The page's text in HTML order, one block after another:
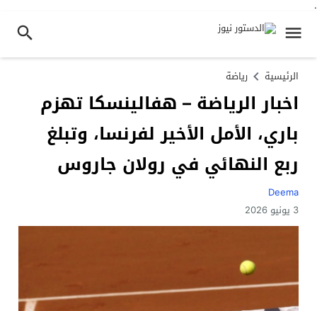
.
الرئيسية رياضة
اخبار الرياضة – هفالينسكا تهزم
باري، الأمل الأخير لفرنسا، وتبلغ
ربع النهائي في رولان جاروس
Deema
3 يونيو 2026